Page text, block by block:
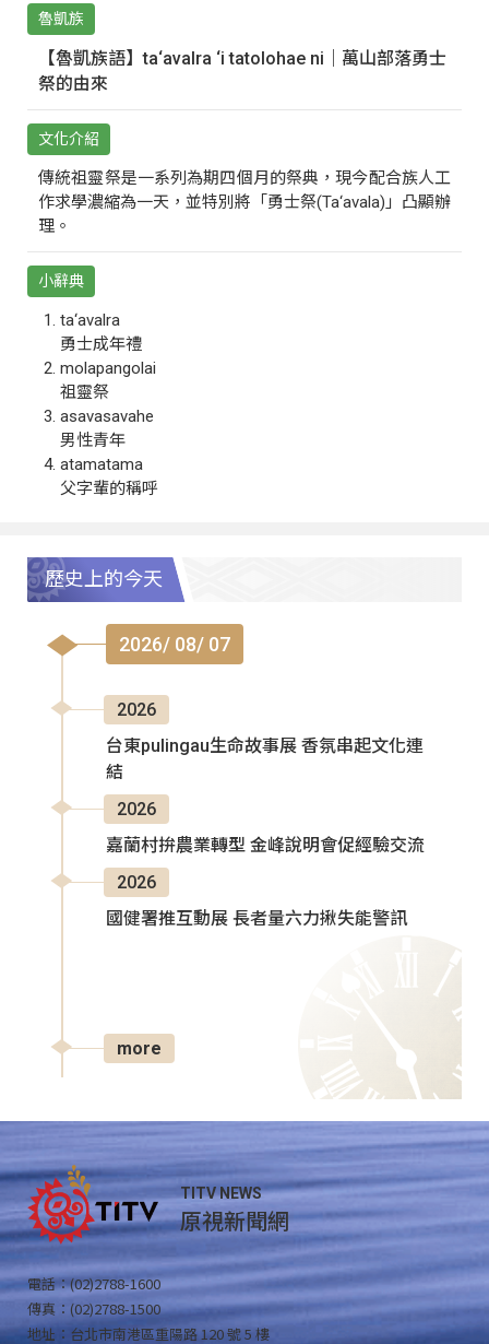
魯凱族
【魯凱族語】ta‘avalra ‘i tatolohae ni｜萬山部落勇士
祭的由來
文化介紹
傳統祖靈祭是一系列為期四個月的祭典，現今配合族人工
作求學濃縮為一天，並特別將「勇士祭(Ta‘avala)」凸顯辦
理。
小辭典
ta‘avalra
勇士成年禮
molapangolai
祖靈祭
asavasavahe
男性青年
atamatama
父字輩的稱呼
歷史上的今天
2026/ 08/ 07
2026
台東pulingau生命故事展 香氛串起文化連
結
2026
嘉蘭村拚農業轉型 金峰說明會促經驗交流
2026
國健署推互動展 長者量六力揪失能警訊
more
TITV NEWS
原視新聞網
電話：(02)2788-1600
傳真：(02)2788-1500
地址：台北市南港區重陽路 120 號 5 樓